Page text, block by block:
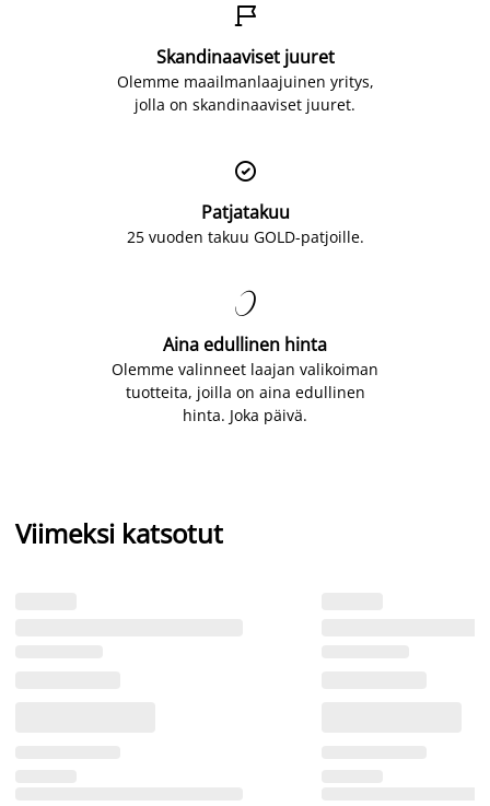

Skandinaaviset juuret
Olemme maailmanlaajuinen yritys,
jolla on skandinaaviset juuret.

Patjatakuu
25 vuoden takuu GOLD-patjoille.

Aina edullinen hinta
Olemme valinneet laajan valikoiman
tuotteita, joilla on aina edullinen
hinta. Joka päivä.
Viimeksi katsotut